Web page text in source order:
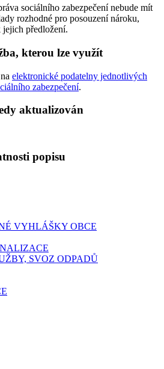
sociálního zabezpečení nebude mít
rozhodné pro posouzení nároku,
jejich předložení.
kterou lze využít
elektronické podatelny jednotlivých
zabezpečení.
aktualizován
popisu
VYHLÁŠKY OBCE
SVOZ ODPADŮ